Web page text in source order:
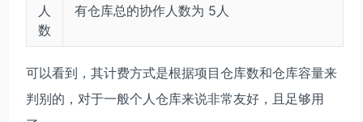
人
数
有仓库总的协作人数为 5人
可以看到，其计费方式是根据项目仓库数和仓库容量来
判别的，对于一般个人仓库来说非常友好，且足够用